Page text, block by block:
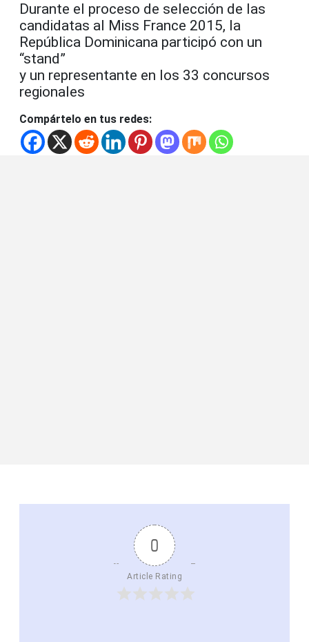
Durante el proceso de selección de las
candidatas al Miss France 2015, la
República Dominicana participó con un
“stand”
y un representante en los 33 concursos
regionales
Compártelo en tus redes:
0
Article Rating